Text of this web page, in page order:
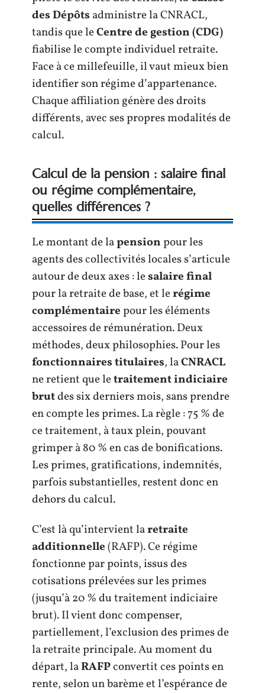
des Dépôts administre la CNRACL,
tandis que leCentre de gestion (CDG)
fiabilise le compte individuel retraite.
Face à ce millefeuille, il vaut mieux bien
identifier son régime d’appartenance.
Chaque affiliation génère des droits
différents, avec ses propres modalités de
calcul.
Calcul de la pension : salaire final
ou régime complémentaire,
quelles différences ?
Le montant de lapensionpour les
agents des collectivités locales s’articule
autour de deux axes : lesalaire final
pour la retraite de base, et lerégime
complémentairepour les éléments
accessoires de rémunération. Deux
méthodes, deux philosophies. Pour les
fonctionnaires titulaires, laCNRACL
ne retient que letraitement indiciaire
brutdes six derniers mois, sans prendre
en compte les primes. La règle : 75 % de
ce traitement, à taux plein, pouvant
grimper à 80 % en cas de bonifications.
Les primes, gratifications, indemnités,
parfois substantielles, restent donc en
dehors du calcul.
C’est là qu’intervient laretraite
additionnelle(RAFP). Ce régime
fonctionne par points, issus des
cotisations prélevées sur les primes
(jusqu’à 20 % du traitement indiciaire
brut). Il vient donc compenser,
partiellement, l’exclusion des primes de
la retraite principale. Au moment du
départ, laRAFPconvertit ces points en
rente, selon un barème et l’espérance de